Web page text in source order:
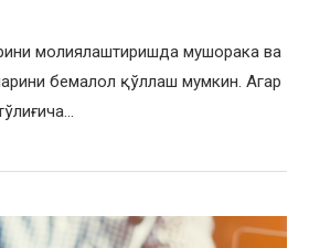
молиялаштиришда мушорака ва
бемалол қўллаш мумкин. Агар